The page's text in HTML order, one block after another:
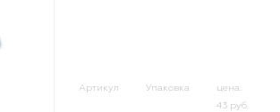
Артикул Упаковка
цена:
43 руб.